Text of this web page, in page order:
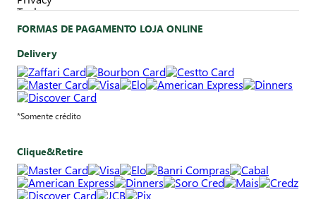
FORMAS DE PAGAMENTO LOJA ONLINE
Delivery
*Somente crédito
Clique&Retire